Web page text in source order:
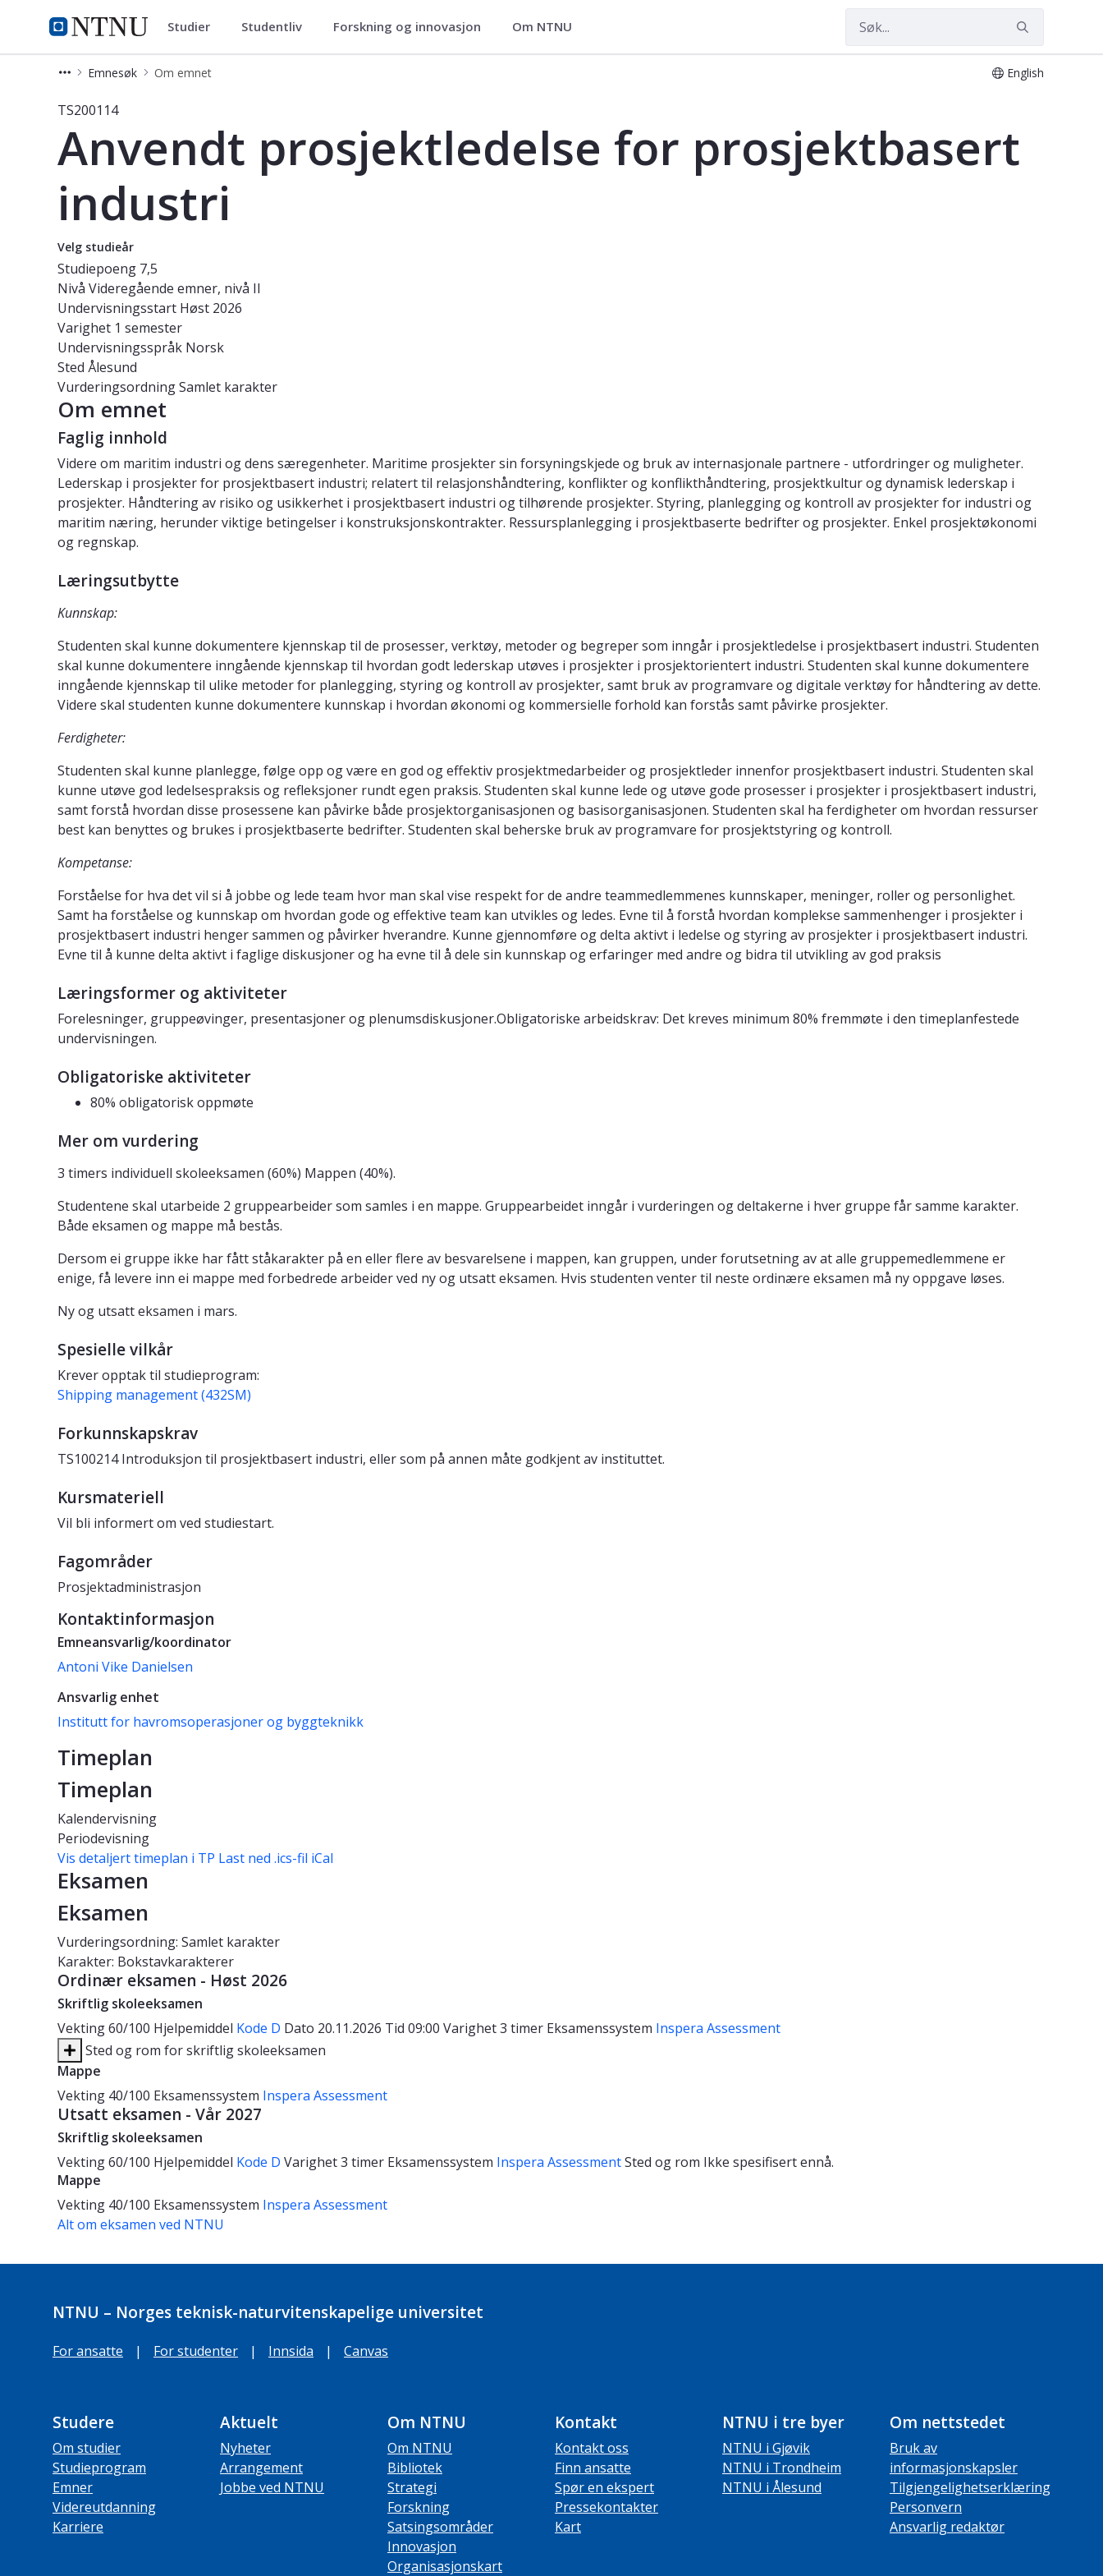
NTNU Hjemmeside
Studier Studier Studentliv Forskning og innovasjon Om NTNU
Emnesøk Om emnet English
Emne - Anvendt prosjektledelse for prosjektbasert industri - TS200114
TS200114
Anvendt prosjektledelse for prosjektbasert
industri
Velg studieår
Studiepoeng 7,5
Nivå Videregående emner, nivå II
Undervisningsstart Høst 2026
Varighet 1 semester
Undervisningsspråk Norsk
Sted Ålesund
VurderingsordningSamlet karakter
Om emnet
Faglig innhold
Videre om maritim industri og dens særegenheter. Maritime prosjekter sin forsyningskjede og bruk av internasjonale partnere - utfordringer og muligheter.
Lederskap i prosjekter for prosjektbasert industri; relatert til relasjonshåndtering, konflikter og konflikthåndtering, prosjektkultur og dynamisk lederskap i
prosjekter. Håndtering av risiko og usikkerhet i prosjektbasert industri og tilhørende prosjekter. Styring, planlegging og kontroll av prosjekter for industri og
maritim næring, herunder viktige betingelser i konstruksjonskontrakter. Ressursplanlegging i prosjektbaserte bedrifter og prosjekter. Enkel prosjektøkonomi
og regnskap.
Læringsutbytte
Kunnskap:
Studenten skal kunne dokumentere kjennskap til de prosesser, verktøy, metoder og begreper som inngår i prosjektledelse i prosjektbasert industri. Studenten
skal kunne dokumentere inngående kjennskap til hvordan godt lederskap utøves i prosjekter i prosjektorientert industri. Studenten skal kunne dokumentere
inngående kjennskap til ulike metoder for planlegging, styring og kontroll av prosjekter, samt bruk av programvare og digitale verktøy for håndtering av dette.
Videre skal studenten kunne dokumentere kunnskap i hvordan økonomi og kommersielle forhold kan forstås samt påvirke prosjekter.
Ferdigheter:
Studenten skal kunne planlegge, følge opp og være en god og effektiv prosjektmedarbeider og prosjektleder innenfor prosjektbasert industri. Studenten skal
kunne utøve god ledelsespraksis og refleksjoner rundt egen praksis. Studenten skal kunne lede og utøve gode prosesser i prosjekter i prosjektbasert industri,
samt forstå hvordan disse prosessene kan påvirke både prosjektorganisasjonen og basisorganisasjonen. Studenten skal ha ferdigheter om hvordan ressurser
best kan benyttes og brukes i prosjektbaserte bedrifter. Studenten skal beherske bruk av programvare for prosjektstyring og kontroll.
Kompetanse:
Forståelse for hva det vil si å jobbe og lede team hvor man skal vise respekt for de andre teammedlemmenes kunnskaper, meninger, roller og personlighet.
Samt ha forståelse og kunnskap om hvordan gode og effektive team kan utvikles og ledes. Evne til å forstå hvordan komplekse sammenhenger i prosjekter i
prosjektbasert industri henger sammen og påvirker hverandre. Kunne gjennomføre og delta aktivt i ledelse og styring av prosjekter i prosjektbasert industri.
Evne til å kunne delta aktivt i faglige diskusjoner og ha evne til å dele sin kunnskap og erfaringer med andre og bidra til utvikling av god praksis
Læringsformer og aktiviteter
Forelesninger, gruppeøvinger, presentasjoner og plenumsdiskusjoner.Obligatoriske arbeidskrav: Det kreves minimum 80% fremmøte i den timeplanfestede
undervisningen.
Obligatoriske aktiviteter
80% obligatorisk oppmøte
Mer om vurdering
3 timers individuell skoleeksamen (60%) Mappen (40%).
Studentene skal utarbeide 2 gruppearbeider som samles i en mappe. Gruppearbeidet inngår i vurderingen og deltakerne i hver gruppe får samme karakter.
Både eksamen og mappe må bestås.
Dersom ei gruppe ikke har fått ståkarakter på en eller flere av besvarelsene i mappen, kan gruppen, under forutsetning av at alle gruppemedlemmene er
enige, få levere inn ei mappe med forbedrede arbeider ved ny og utsatt eksamen. Hvis studenten venter til neste ordinære eksamen må ny oppgave løses.
Ny og utsatt eksamen i mars.
Spesielle vilkår
Krever opptak til studieprogram:
Shipping management (432SM)
Forkunnskapskrav
TS100214 Introduksjon til prosjektbasert industri, eller som på annen måte godkjent av instituttet.
Kursmateriell
Vil bli informert om ved studiestart.
Fagområder
Prosjektadministrasjon
Kontaktinformasjon
Emneansvarlig/koordinator
Antoni Vike Danielsen
Ansvarlig enhet
Institutt for havromsoperasjoner og byggteknikk
Timeplan
Timeplan
Kalendervisning
Periodevisning
Vis detaljert timeplan i TP Last ned .ics-fil iCal
Eksamen
Eksamen
Vurderingsordning: Samlet karakter
Karakter: Bokstavkarakterer
Ordinær eksamen - Høst 2026
Skriftlig skoleeksamen
Vekting60/100 Hjelpemiddel Kode D Dato 20.11.2026 Tid 09:00 Varighet3 timer Eksamenssystem Inspera Assessment
Sted og rom for skriftlig skoleeksamen
Mappe
Vekting 40/100 Eksamenssystem Inspera Assessment
Utsatt eksamen - Vår 2027
Skriftlig skoleeksamen
Vekting60/100 Hjelpemiddel Kode D Varighet3 timer Eksamenssystem Inspera AssessmentSted og rom Ikke spesifisert ennå.
Mappe
Vekting 40/100 Eksamenssystem Inspera Assessment
Alt om eksamen ved NTNU
NTNU – Norges teknisk-naturvitenskapelige universitet
For ansatte | For studenter | Innsida | Canvas
Studere
Om studier
Studieprogram
Emner
Videreutdanning
Karriere
Aktuelt
Nyheter
Arrangement
Jobbe ved NTNU
Om NTNU
Om NTNU
Bibliotek
Strategi
Forskning
Satsingsområder
Innovasjon
Organisasjonskart
Kontakt
Kontakt oss
Finn ansatte
Spør en ekspert
Pressekontakter
Kart
NTNU i tre byer
NTNU i Gjøvik
NTNU i Trondheim
NTNU i Ålesund
Om nettstedet
Bruk av
informasjonskapsler
Tilgjengelighetserklæring
Personvern
Ansvarlig redaktør